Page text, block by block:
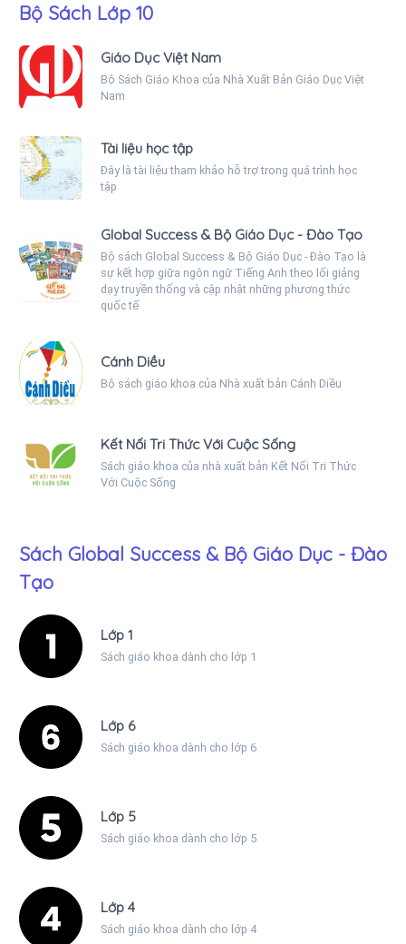
Bộ Sách Lớp 10
Giáo Dục Việt Nam
Bộ Sách Giáo Khoa của Nhà Xuất Bản Giáo Dục Việt
Nam
Tài liệu học tập
Đây là tài liệu tham khảo hỗ trợ trong quá trình học
tập
Global Success & Bộ Giáo Dục - Đào Tạo
Bộ sách Global Success & Bộ Giáo Dục - Đào Tạo là
sự kết hợp giữa ngôn ngữ Tiếng Anh theo lối giảng
dạy truyền thống và cập nhật những phương thức
quốc tế
Cánh Diều
Bộ sách giáo khoa của Nhà xuất bản Cánh Diều
Kết Nối Tri Thức Với Cuộc Sống
Sách giáo khoa của nhà xuất bản Kết Nối Tri Thức
Với Cuộc Sống
Sách Global Success & Bộ Giáo Dục - Đào
Tạo
Lớp 1
Sách giáo khoa dành cho lớp 1
Lớp 6
Sách giáo khoa dành cho lớp 6
Lớp 5
Sách giáo khoa dành cho lớp 5
Lớp 4
Sách giáo khoa dành cho lớp 4